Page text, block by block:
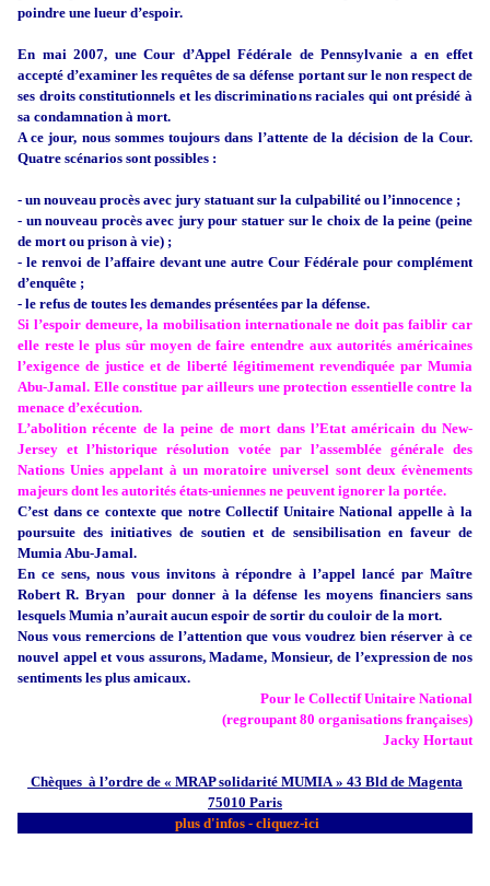
poindre une lueur d’espoir.
En mai 2007, une Cour d’Appel Fédérale de Pennsylvanie a en effet
accepté d’examiner les requêtes de sa défense portant sur le non respect de
ses droits constitutionnels et les discriminations raciales qui ont présidé à
sa condamnation à mort.
A ce jour, nous sommes toujours dans l’attente de la décision de la Cour.
Quatre scénarios sont possibles :
- un nouveau procès avec jury statuant sur la culpabilité ou l’innocence ;
- un nouveau procès avec jury pour statuer sur le choix de la peine (peine
de mort ou prison à vie) ;
- le renvoi de l’affaire devant une autre Cour Fédérale pour complément
d’enquête ;
- le refus de toutes les demandes présentées par la défense.
Si l’espoir demeure, la mobilisation internationale ne doit pas faiblir car
elle reste le plus sûr moyen de faire entendre aux autorités américaines
l’exigence de justice et de liberté légitimement revendiquée par Mumia
Abu-Jamal. Elle constitue par ailleurs une protection essentielle contre la
menace d’exécution.
L’abolition récente de la peine de mort dans l’Etat américain du New-
Jersey et l’historique résolution votée par l’assemblée générale des
Nations Unies appelant à un moratoire universel sont deux évènements
majeurs dont les autorités états-uniennes ne peuvent ignorer la portée.
C’est dans ce contexte que notre Collectif Unitaire National appelle à la
poursuite des initiatives de soutien et de sensibilisation en faveur de
Mumia Abu-Jamal.
En ce sens, nous vous invitons à répondre à l’appel lancé par Maître
Robert R. Bryan pour donner à la défense les moyens financiers sans
lesquels Mumia n’aurait aucun espoir de sortir du couloir de la mort.
Nous vous remercions de l’attention que vous voudrez bien réserver à ce
nouvel appel et vous assurons, Madame, Monsieur, de l’expression de nos
sentiments les plus amicaux.
Pour le Collectif Unitaire National
(regroupant 80 organisations françaises)
Jacky Hortaut
Chèques à l’ordre de « MRAP solidarité MUMIA » 43 Bld de Magenta
75010 Paris
plus d'infos - cliquez-ici